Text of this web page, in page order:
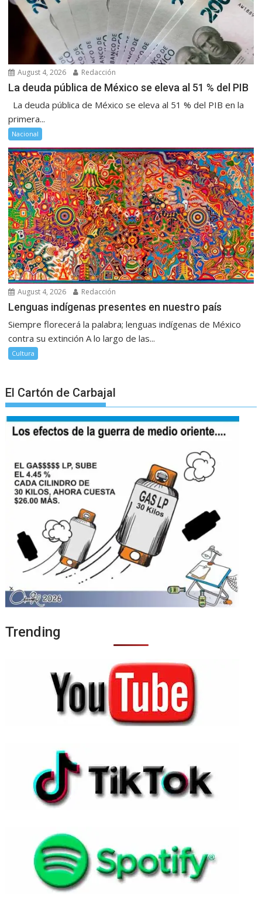
August 4, 2026 Redacción
La deuda pública de México se eleva al 51 % del PIB
La deuda pública de México se eleva al 51 % del PIB en la
primera...
Nacional
August 4, 2026 Redacción
Lenguas indígenas presentes en nuestro país
Siempre florecerá la palabra; lenguas indígenas de México
contra su extinción A lo largo de las...
Cultura
El Cartón de Carbajal
Trending